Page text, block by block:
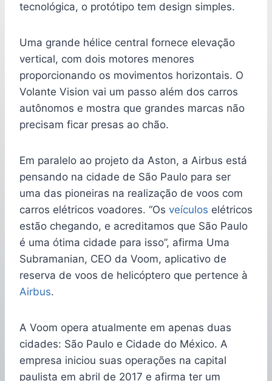
tecnológica, o protótipo tem design simples.
Uma grande hélice central fornece elevação
vertical, com dois motores menores
proporcionando os movimentos horizontais. O
Volante Vision vai um passo além dos carros
autônomos e mostra que grandes marcas não
precisam ficar presas ao chão.
Em paralelo ao projeto da Aston, a Airbus está
pensando na cidade de São Paulo para ser
uma das pioneiras na realização de voos com
carros elétricos voadores. “Os veículos elétricos
estão chegando, e acreditamos que São Paulo
é uma ótima cidade para isso”, afirma Uma
Subramanian, CEO da Voom, aplicativo de
reserva de voos de helicóptero que pertence à
Airbus.
A Voom opera atualmente em apenas duas
cidades: São Paulo e Cidade do México. A
empresa iniciou suas operações na capital
paulista em abril de 2017 e afirma ter um